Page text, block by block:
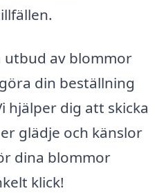
av blommor
din beställning
hjälper dig att skicka
glädje och känslor
dina blommor
klick!